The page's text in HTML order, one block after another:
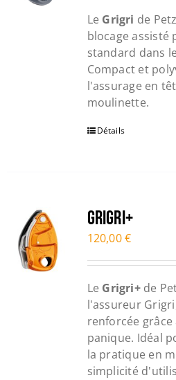
Le Grigri de
blocage assisté
standard dans
Compact et
l'assurage en
moulinette.
Détails
GRIGRI+
120,00€
Le Grigri+de
l'assureur
renforcée
panique. Idéal
la pratique en
simplicité